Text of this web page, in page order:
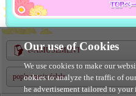
ページ
る
TOPペ
る
e-AMUSEMENT
pop'n music éclale
Our use of Cookies
We use cookies to make our
ookies to analyze the traffic of
he advertisement tailored to